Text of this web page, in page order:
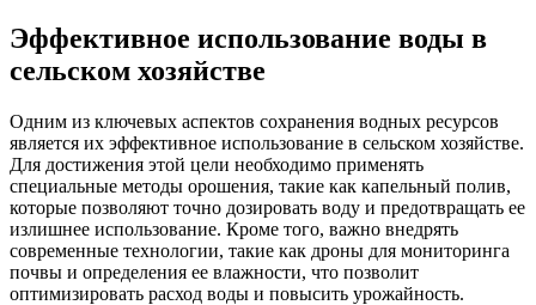
Эффективное использование воды в
сельском хозяйстве
Одним из ключевых аспектов сохранения водных ресурсов
является их эффективное использование в сельском хозяйстве.
Для достижения этой цели необходимо применять
специальные методы орошения, такие как капельный полив,
которые позволяют точно дозировать воду и предотвращать ее
излишнее использование. Кроме того, важно внедрять
современные технологии, такие как дроны для мониторинга
почвы и определения ее влажности, что позволит
оптимизировать расход воды и повысить урожайность.